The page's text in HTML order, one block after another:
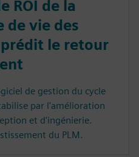
ROI de la
de vie des
le retour
de gestion du cycle
par l'amélioration
et d'ingénierie.
du PLM.